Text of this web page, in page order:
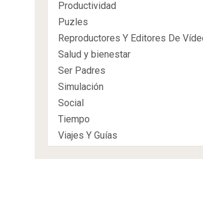
Productividad
Puzles
Reproductores Y Editores De
Salud y bienestar
Ser Padres
Simulación
Social
Tiempo
Viajes Y Guías